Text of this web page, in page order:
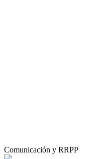
Comunicación y RRPP